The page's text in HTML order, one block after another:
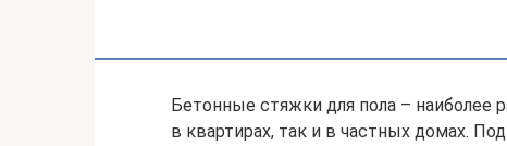
Бетонные стяжки для пола – наиболее
в квартирах, так и в частных домах.